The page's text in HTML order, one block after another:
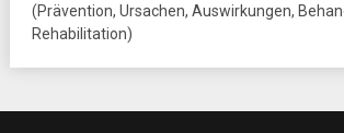
(Prävention, Ursachen, Auswirkungen,
Rehabilitation)